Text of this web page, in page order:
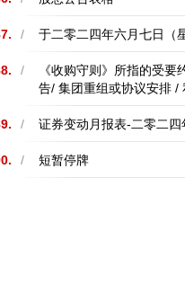
/ 于二零二四年六月七日（
/
《收购守则》所指的受
告/ 集团重组或协议安排
/ 证券变动月报表-二零二四
/ 短暂停牌